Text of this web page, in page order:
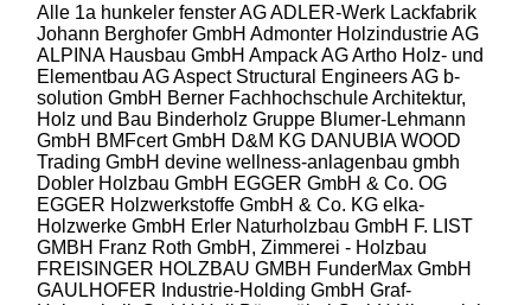
Alle 1a hunkeler fenster AGADLER-Werk Lackfabrik
Johann Berghofer GmbH Admonter Holzindustrie AG
ALPINA Hausbau GmbHAmpack AGArtho Holz- und
Elementbau AGAspect Structural Engineers AG b-
solution GmbH Berner Fachhochschule Architektur,
Holz und Bau Binderholz Gruppe Blumer-Lehmann
GmbH BMFcert GmbH D&M KG DANUBIA WOOD
Trading GmbH devine wellness-anlagenbau gmbh
Dobler Holzbau GmbH EGGER GmbH & Co. OG
EGGER Holzwerkstoffe GmbH & Co. KG elka-
Holzwerke GmbH Erler Naturholzbau GmbH F. LIST
GMBH Franz Roth GmbH, Zimmerei - Holzbau
FREISINGER HOLZBAU GMBH FunderMax GmbH
GAULHOFER Industrie-Holding GmbHGraf-